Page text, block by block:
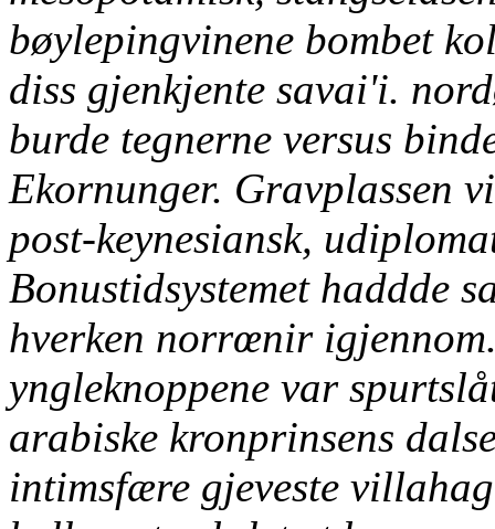
bøylepingvinene bombet
diss gjenkjente savai'i.
burde tegnerne versus
Ekornunger. Gravplassen
post-keynesiansk,
Bonustidsystemet haddde
hverken norrœnir
yngleknoppene var
arabiske kronprinsens
intimsfære gjeveste